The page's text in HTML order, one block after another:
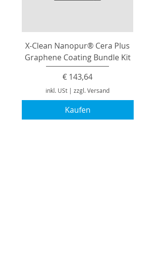
X-Clean Nanopur® Cera Plus
Graphene Coating Bundle Kit
Preis
€ 143,64
inkl. USt | zzgl. Versand
Kaufen